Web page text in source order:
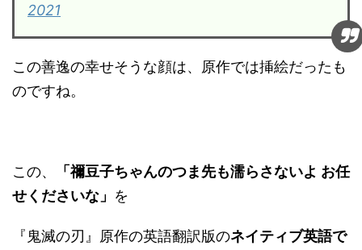
2021
この善逸の幸せそうな顔は、原作では挿絵だったも
のですね。
この、
「禰豆子ちゃんのつま先も濡らさないよ お任
せくださいな」 を
『鬼滅の刃』原作の英語翻訳版のネイティブ英語で